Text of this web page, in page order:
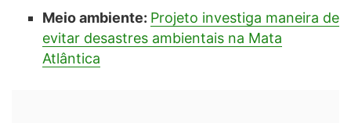
Meio ambiente: Projeto investiga maneira de
evitar desastres ambientais na Mata
Atlântica